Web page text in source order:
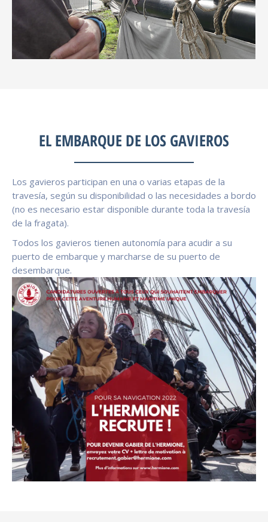
EL EMBARQUE DE LOS GAVIEROS
Los gavieros participan en una o varias etapas de la
travesía, según su disponibilidad o las necesidades a bordo
(no es necesario estar disponible durante toda la travesía
de la fragata).
Todos los gavieros tienen autonomía para acudir a su
puerto de embarque y marcharse de su puerto de
desembarque.